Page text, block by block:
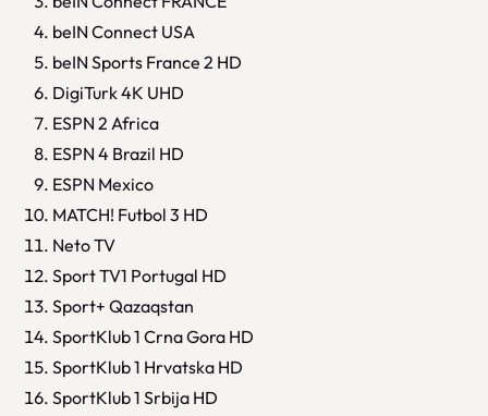
beIN Connect USA
beIN Sports France 2 HD
DigiTurk 4K UHD
ESPN 2 Africa
ESPN 4 Brazil HD
ESPN Mexico
MATCH! Futbol 3 HD
Neto TV
Sport TV1 Portugal HD
Sport+ Qazaqstan
SportKlub 1 Crna Gora HD
SportKlub 1 Hrvatska HD
SportKlub 1 Srbija HD